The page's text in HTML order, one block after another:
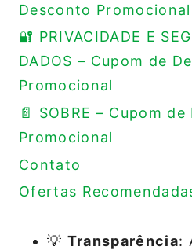
Desconto Promocional
🔐 PRIVACIDADE E
DADOS – Cupom de
Promocional
📄 SOBRE – Cupom
Promocional
Contato
Ofertas
💡 Transparência: